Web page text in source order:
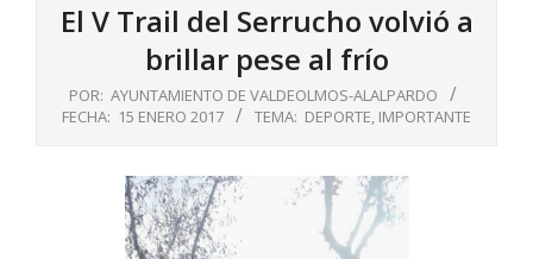
El V Trail del Serrucho volvió a
brillar pese al frío
POR: AYUNTAMIENTO DE VALDEOLMOS-ALALPARDO
FECHA: 15 ENERO 2017 TEMA: DEPORTE, IMPORTANTE